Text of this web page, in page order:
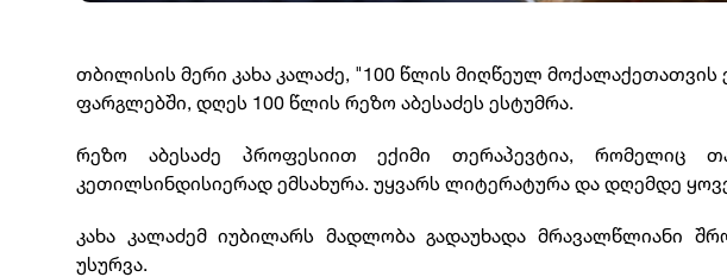
თბილისის მერი კახა კალაძე, "100 წლის მიღწეულ მოქალაქეთათვის
ფარგლებში, დღეს 100 წლის რეზო აბესაძეს ესტუმრა.
რეზო აბესაძე პროფესიით ექიმი თერაპევტია, რომელიც
კეთილსინდისიერად ემსახურა. უყვარს ლიტერატურა და დღემდე
კახა კალაძემ იუბილარს მადლობა გადაუხადა მრავალწლიანი
უსურვა.